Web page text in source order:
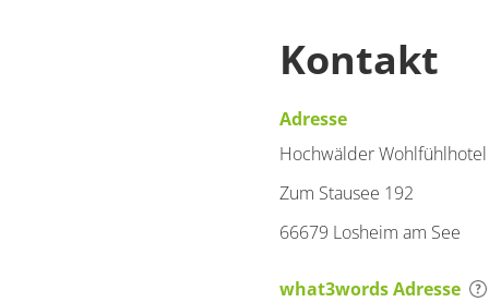
Kontakt
Adresse
Hochwälder Wohlfühlhotel
Zum Stausee 192
66679 Losheim am See
what3words Adresse